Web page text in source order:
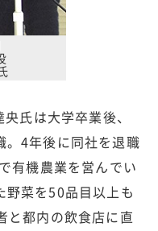
氏は大学卒業後、
。4年後に同社を退職
有機農業を営んでい
野菜を50品目以上も
と都内の飲食店に直